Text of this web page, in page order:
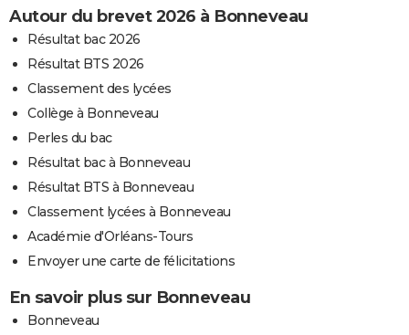
Autour du brevet 2026 à Bonneveau
Résultat bac 2026
Résultat BTS 2026
Classement des lycées
Collège à Bonneveau
Perles du bac
Résultat bac à Bonneveau
Résultat BTS à Bonneveau
Classement lycées à Bonneveau
Académie d'Orléans-Tours
Envoyer une carte de félicitations
En savoir plus sur Bonneveau
Bonneveau